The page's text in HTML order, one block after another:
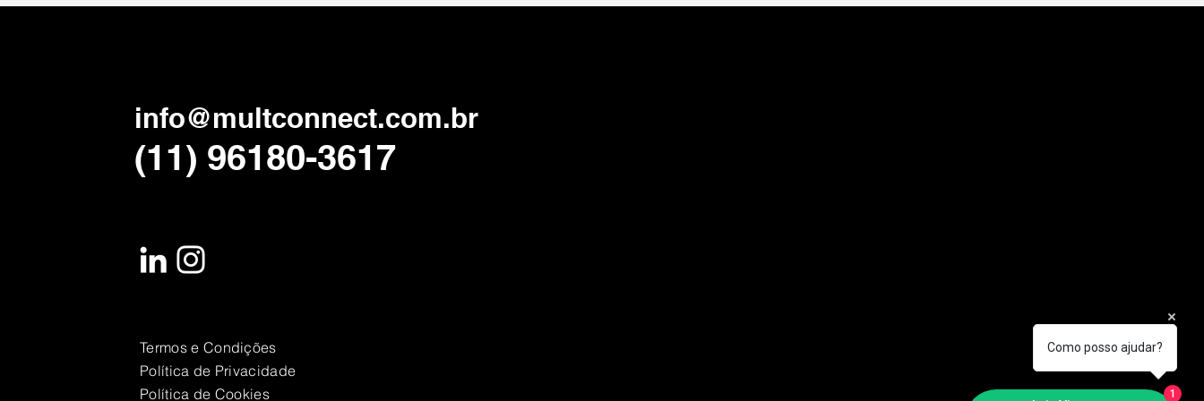
info@multconnect.com.br
(11) 96180-3617
Termos e Condições
Política de Privacidade
Política de Cookies
Como posso ajudar?
1